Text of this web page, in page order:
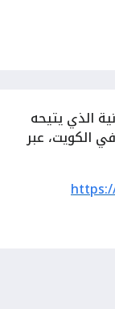
الذي يتيحه
الكويت، عبر